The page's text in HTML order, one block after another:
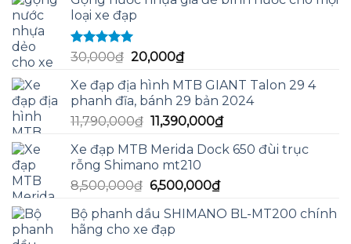
loại xe đạp
Được xếp
hạng
sao
30,000₫ Giá
là:
30,000₫.
20,000₫Giá
tại
là:
20,000₫.
Xe đạp địa hình MTB GIANT Talon 29 4
phanh đĩa, bánh 29 bản 2024
11,790,000₫ Giá
là:
11,790,000₫.
11,390,000₫Giá
tại
Xe đạp MTB Merida Dock 650 đùi trục
rỗng Shimano mt210
8,500,000₫ Giá
là:
8,500,000₫.
6,500,000₫Giá
tại
Bộ phanh dầu SHIMANO BL-MT200 chính
hãng cho xe đạp